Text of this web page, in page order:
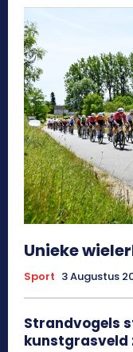
Unieke
Sport 3 Augustus
Strandvogels
kunstgrasveld